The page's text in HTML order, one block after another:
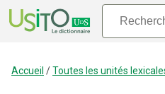
Accueil /Toutes les unités